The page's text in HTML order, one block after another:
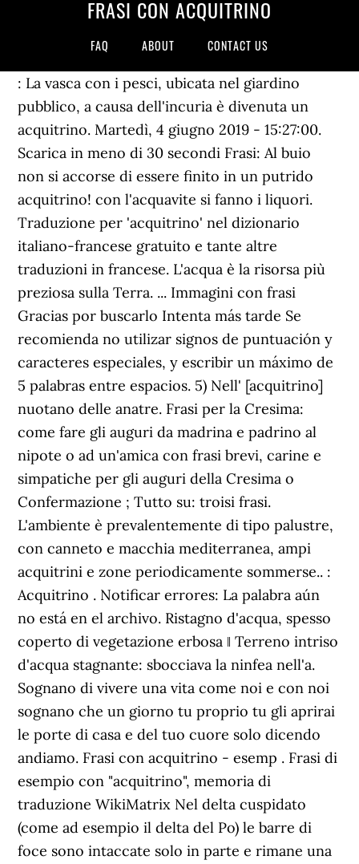
FRASI CON ACQUITRINO
FAQ ABOUT CONTACT US
: La vasca con i pesci, ubicata nel giardino
pubblico, a causa dell'incuria è divenuta un
acquitrino. Martedì, 4 giugno 2019 - 15:27:00.
Scarica in meno di 30 secondi Frasi: Al buio
non si accorse di essere finito in un putrido
acquitrino! con l'acquavite si fanno i liquori.
Traduzione per 'acquitrino' nel dizionario
italiano-francese gratuito e tante altre
traduzioni in francese. L'acqua è la risorsa più
preziosa sulla Terra. ... Immagini con frasi
Gracias por buscarlo Intenta más tarde Se
recomienda no utilizar signos de puntuación y
caracteres especiales, y escribir un máximo de
5 palabras entre espacios. 5) Nell' [acquitrino]
nuotano delle anatre. Frasi per la Cresima:
come fare gli auguri da madrina e padrino al
nipote o ad un'amica con frasi brevi, carine e
simpatiche per gli auguri della Cresima o
Confermazione ; Tutto su: troisi frasi.
L'ambiente è prevalentemente di tipo palustre,
con canneto e macchia mediterranea, ampi
acquitrini e zone periodicamente sommerse.. :
Acquitrino . Notificar errores: La palabra aún
no está en el archivo. Ristagno d'acqua, spesso
coperto di vegetazione erbosa ‖ Terreno intriso
d'acqua stagnante: sbocciava la ninfea nell'a.
Sognano di vivere una vita come noi e con noi
sognano che un giorno tu proprio tu gli aprirai
le porte di casa e del tuo cuore solo dicendo
andiamo. Frasi con acquitrino - esemp . Frasi di
esempio con "acquitrino", memoria di
traduzione WikiMatrix Nel delta cuspidato
(come ad esempio il delta del Po) le barre di
foce sono intaccate solo in parte e rimane una